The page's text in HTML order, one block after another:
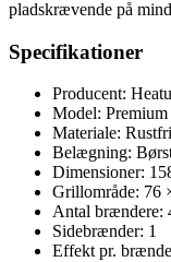
pladskrævende på
Specifikationer
Producent:
Model:
Materiale:
Belægning:
Dimensioner:
Grillområde: 76
Antal brændere:
Sidebrænder: 1
Effekt pr.